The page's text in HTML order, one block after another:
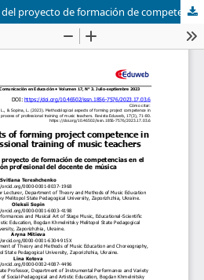
Aspectos metodológicos del proyecto de formación de competencias en el proceso de formación profesional del docente de música